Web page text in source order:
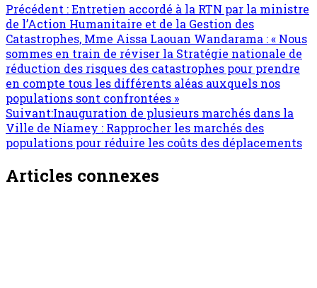
Précédent :Entretien accordé à la RTN par la ministre
de l’Action Humanitaire et de la Gestion des
Catastrophes, Mme Aissa Laouan Wandarama : « Nous
sommes en train de réviser la Stratégie nationale de
réduction des risques des catastrophes pour prendre
en compte tous les différents aléas auxquels nos
populations sont confrontées »
Suivant:Inauguration de plusieurs marchés dans la
Ville de Niamey : Rapprocher les marchés des
populations pour réduire les coûts des déplacements
Articles connexes